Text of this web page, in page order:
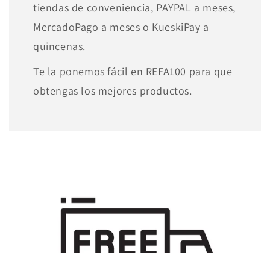
tiendas de conveniencia, PAYPAL a meses,
MercadoPago a meses o KueskiPay a
quincenas.
Te la ponemos fácil en REFA100 para que
obtengas los mejores productos.